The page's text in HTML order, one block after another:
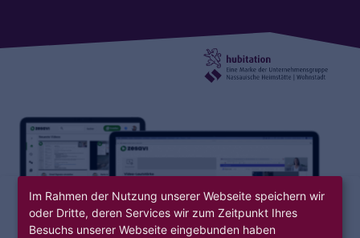
Im Rahmen der Nutzung unserer Webseite speichern wir
oder Dritte, deren Services wir zum Zeitpunkt Ihres
Besuchs unserer Webseite eingebunden haben